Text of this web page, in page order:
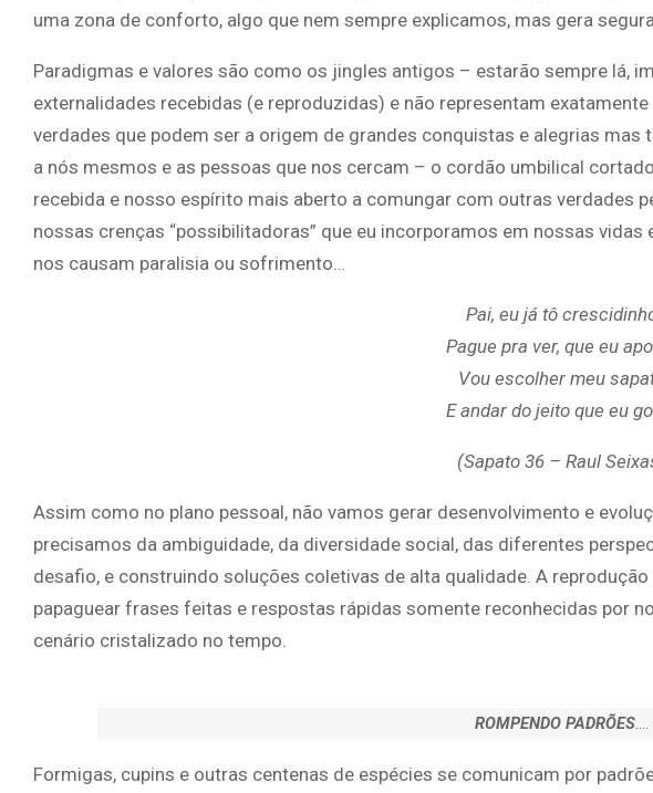
uma zona de conforto, algo que nem sempre explicamos, mas gera
Paradigmas e valores são como os jingles antigos – estarão sempre lá,
externalidades recebidas (e reproduzidas) e não representam
verdades que podem ser a origem de grandes conquistas e alegrias
a nós mesmos e as pessoas que nos cercam – o cordão umbilical
recebida e nosso espírito mais aberto a comungar com outras verdades
nossas crenças “possibilitadoras” que eu incorporamos em nossas
nos causam paralisia ou sofrimento…
Pai, eu já tô
Pague pra ver, que eu
Vou escolher meu
E andar do jeito que eu
(Sapato 36 – Raul
Assim como no plano pessoal, não vamos gerar desenvolvimento e
precisamos da ambiguidade, da diversidade social, das diferentes
desafio, e construindo soluções coletivas de alta qualidade. A
papaguear frases feitas e respostas rápidas somente reconhecidas por
cenário cristalizado no tempo.
ROMPENDO PADRÕES….
Formigas, cupins e outras centenas de espécies se comunicam por